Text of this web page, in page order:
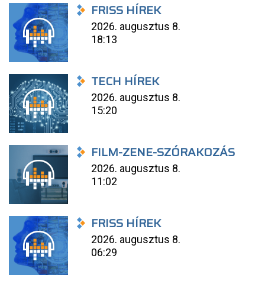
FRISS HÍREK
2026. augusztus 8.
18:13
TECH HÍREK
2026. augusztus 8.
15:20
FILM-ZENE-SZÓRAKOZÁS
2026. augusztus 8.
11:02
FRISS HÍREK
2026. augusztus 8.
06:29